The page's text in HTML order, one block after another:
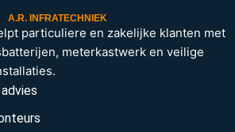
A.R. INFRATECHNIEK
particuliere en zakelijke klanten met
meterkastwerk en veilige